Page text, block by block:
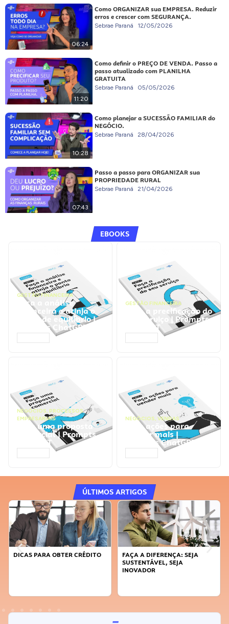
06:24
Como ORGANIZAR sua EMPRESA. Reduzir
erros e crescer com SEGURANÇA.
Sebrae Paraná 12/05/2026
11:20
Como definir o PREÇO DE VENDA. Passo a
passo atualizado com PLANILHA
GRATUITA
Sebrae Paraná 05/05/2026
10:28
Como planejar a SUCESSÃO FAMILIAR do
NEGÓCIO.
Sebrae Paraná 28/04/2026
07:43
Passo a passo para ORGANIZAR sua
PROPRIEDADE RURAL
Sebrae Paraná 21/04/2026
EBOOKS
GESTÃO FINANCEIRA
Faça a análise
financeira e atinja o
ponto de equilíbrio |
Prompts ChatGPT
GESTÃO FINANCEIRA
Faça a precificação do
seu serviço | Prompts
ChatGPT
NEGÓCIOS, PROCESSOS
EMPRESARIAIS
Faça uma proposta
comercial | Prompts
ChatGPT
NEGÓCIOS, VENDAS
Faça ações para
vender mais |
Prompts ChatGPT
ÚLTIMOS ARTIGOS
DICAS PARA OBTER CRÉDITO
FAÇA A DIFERENÇA: SEJA
SUSTENTÁVEL, SEJA
INOVADOR